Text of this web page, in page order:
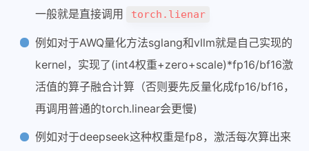
一般就是直接调用
torch.lienar
例如对于AWQ量化方法sglang和vllm就是自己实现的
kernel，实现了(int4权重+zero+scale)*fp16/bf16激
活值的算子融合计算（否则要先反量化成fp16/bf16，
再调用普通的torch.linear会更慢)
例如对于deepseek这种权重是fp8，激活每次算出来